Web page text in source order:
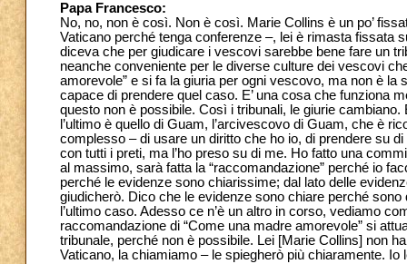
Papa Francesco:
No, no, non è così. Non è così. Marie Collins è un po’
Vaticano perché tenga conferenze –, lei è rimasta fissata
diceva che per giudicare i vescovi sarebbe bene fare un
neanche conveniente per le diverse culture dei vescovi
amorevole” e si fa la giuria per ogni vescovo, ma non è
capace di prendere quel caso. E’ una cosa che funziona
questo non è possibile. Così i tribunali, le giurie
l’ultimo è quello di Guam, l’arcivescovo di Guam, che è
complesso – di usare un diritto che ho io, di prendere su
con tutti i preti, ma l’ho preso su di me. Ho fatto una
al massimo, sarà fatta la “raccomandazione” perché io
perché le evidenze sono chiarissime; dal lato delle
giudicherò. Dico che le evidenze sono chiare perché
l’ultimo caso. Adesso ce n’è un altro in corso, vediamo
raccomandazione di “Come una madre amorevole” si
tribunale, perché non è possibile. Lei [Marie Collins] non
Vaticano, la chiamiamo – le spiegherò più chiaramente. Io